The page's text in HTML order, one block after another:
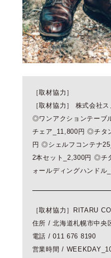
［取材協力］
［取材協力］ 株式会社
◎ワンアクションテーブ
チェア_11,800円 ◎チタ
円 ◎シェルフコンテナ
2本セット_2,300円 ◎チ
ォールディングハンドル
［取材協力］RITARU
住所 / 北海道札幌市中
電話 / 011 676 8190
営業時間 /